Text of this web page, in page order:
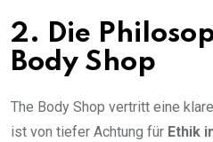
2. Die
Body Shop
The Body Shop vertritt eine
ist von tiefer Achtung für Ethik